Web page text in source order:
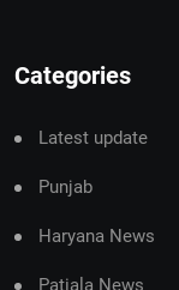
Categories
Latest update
Punjab
Haryana News
Patiala News